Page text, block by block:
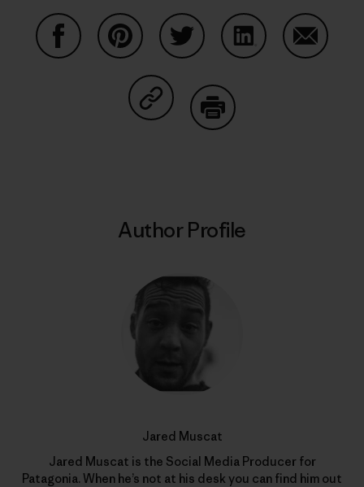
Share on Copy Link
Author Profile
Jared Muscat
Jared Muscat is the Social Media Producer for
Patagonia. When he’s not at his desk you can find him out